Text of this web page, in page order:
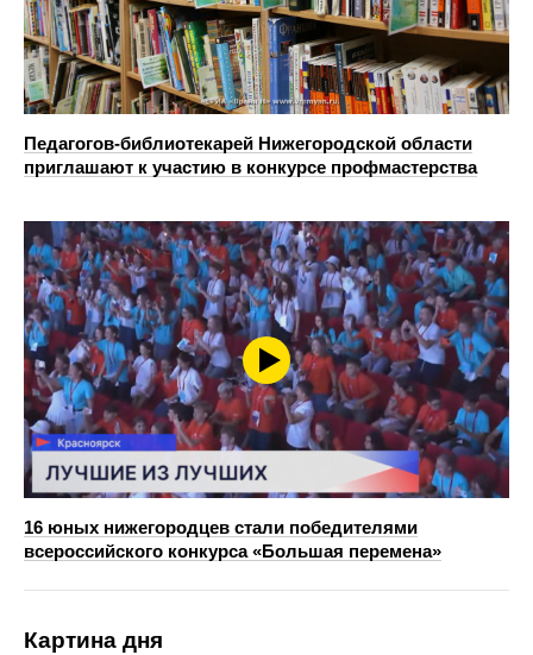
Педагогов-библиотекарей Нижегородской области
приглашают к участию в конкурсе профмастерства
16 юных нижегородцев стали победителями
всероссийского конкурса «Большая перемена»
Картина дня